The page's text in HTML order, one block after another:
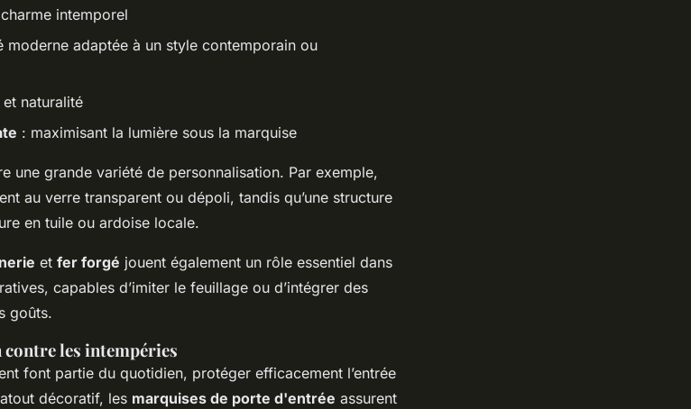
intemporel
moderne adaptée à un style contemporain ou
naturalité
: maximisant la lumière sous la marquise
une grande variété de personnalisation. Par exemple,
au verre transparent ou dépoli, tandis qu’une structure
en tuile ou ardoise locale.
et fer forgé jouent également un rôle essentiel dans
capables d’imiter le feuillage ou d’intégrer des
goûts.
les intempéries
font partie du quotidien, protéger efficacement l’entrée
décoratif, les marquises de porte d'entrée assurent